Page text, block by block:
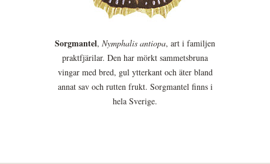
Sorgmantel, Nymphalis antiopa, art i familjen
praktfjärilar. Den har mörkt sammetsbruna
vingar med bred, gul ytterkant och äter bland
annat sav och rutten frukt. Sorgmantel finns i
hela Sverige.